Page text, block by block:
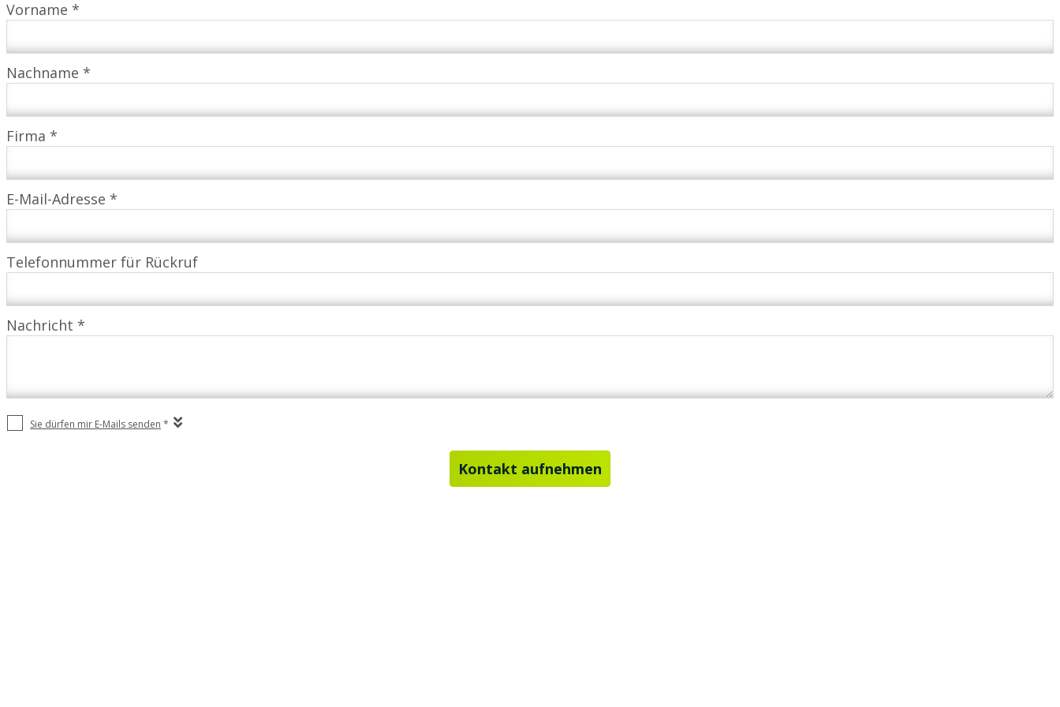
Vorname *
Nachname *
Firma *
E-Mail-Adresse *
Telefonnummer für Rückruf
Nachricht *
Sie dürfen mir E-Mails senden *
Kontakt aufnehmen